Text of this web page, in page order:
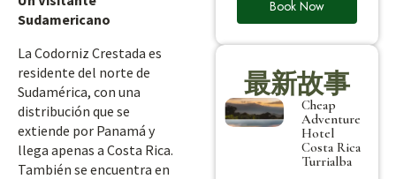
Sudamericano
La Codorniz Crestada es
residente del norte de
Sudamérica, con una
distribución que se
extiende por Panamá y
llega apenas a Costa Rica.
También se encuentra en
Book Now
最新故事
Cheap
Adventure
Hotel
Costa Rica
Turrialba